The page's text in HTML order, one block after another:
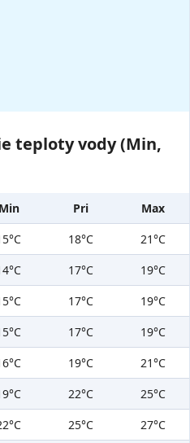
teploty vody (Min,
Min Pri
Max
18°C
21°C
17°C
19°C
17°C
19°C
17°C
19°C
19°C
21°C
22°C
25°C
25°C
27°C